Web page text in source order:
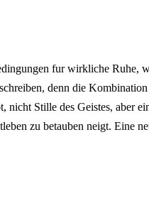
fur wirkliche
denn die
Stille des Geistes, aber
zu betauben neigt. Eine